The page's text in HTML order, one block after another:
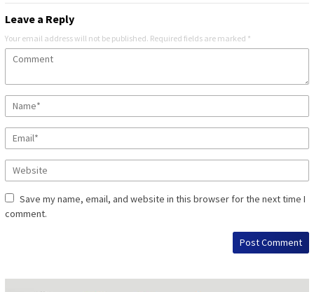
Leave a Reply
Your email address will not be published. Required fields are marked *
Save my name, email, and website in this browser for the next time I
comment.